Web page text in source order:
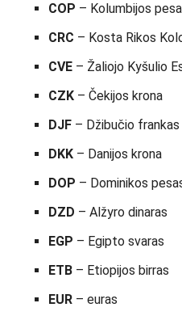
COP – Kolumbijos
CRC – Kosta Rikos
CVE – Žaliojo Kyšulio
CZK – Čekijos krona
DJF – Džibučio frankas
DKK – Danijos krona
DOP – Dominikos
DZD – Alžyro dinaras
EGP – Egipto svaras
ETB – Etiopijos birras
EUR – euras